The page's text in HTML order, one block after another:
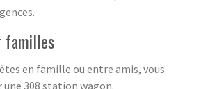
familles
en famille ou entre amis, vous
une 308 station wagon.